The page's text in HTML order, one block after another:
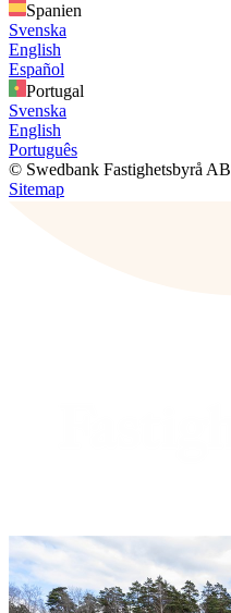
Spanien
Svenska
English
Español
Portugal
Svenska
English
Português
© Swedbank Fastighetsbyrå AB
Sitemap